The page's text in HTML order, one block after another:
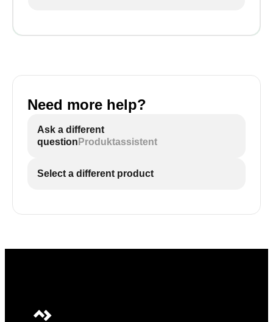
Need more help?
Ask a different
question Produktassistent
Select a different product